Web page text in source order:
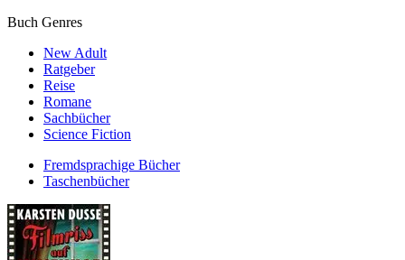
Buch Genres
New Adult
Ratgeber
Reise
Romane
Sachbücher
Science Fiction
Fremdsprachige Bücher
Taschenbücher